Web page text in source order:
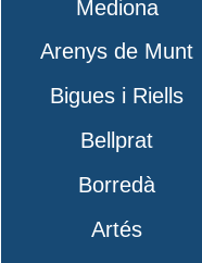
Mediona
Arenys de Munt
Bigues i Riells
Bellprat
Borredà
Artés